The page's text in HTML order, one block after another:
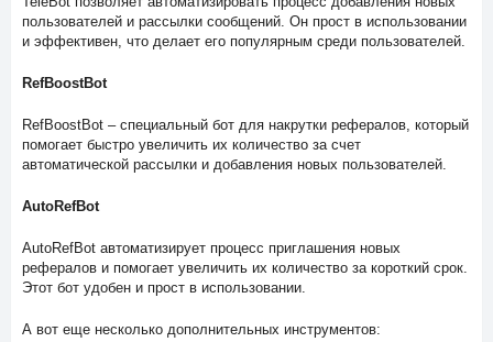
пользователей и рассылки сообщений. Он прост в использовании
и эффективен, что делает его популярным среди пользователей.
RefBoostBot
RefBoostBot – специальный бот для накрутки рефералов, который
помогает быстро увеличить их количество за счет
автоматической рассылки и добавления новых пользователей.
AutoRefBot
AutoRefBot автоматизирует процесс приглашения новых
рефералов и помогает увеличить их количество за короткий срок.
Этот бот удобен и прост в использовании.
А вот еще несколько дополнительных инструментов: